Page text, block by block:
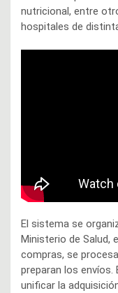
nutricional, entre
hospitales de
El sistema se
Ministerio de Salud,
compras, se
preparan los
unificar la